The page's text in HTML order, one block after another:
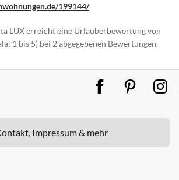
199144/
LUX erreicht eine Urlauberbewertung von
1 bis 5) bei 2 abgegebenen Bewertungen.
Impressum & mehr